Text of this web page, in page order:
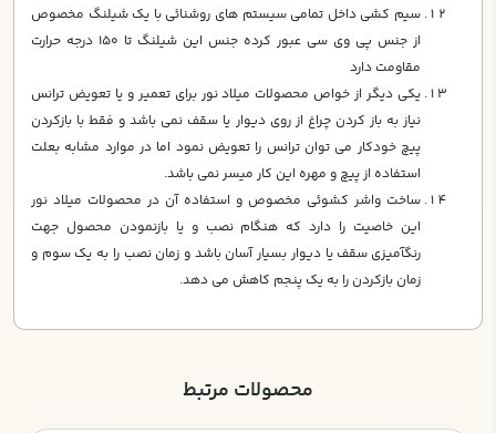
سيم كشي داخل تمامي سيستم هاي روشنائي با يك شيلنگ مخصوص
از جنس پي وي سي عبور كرده جنس اين شيلنگ تا 150 درجه حرارت
مقاومت دارد
يكي ديگر از خواص محصولات ميلاد نور براي تعمير و يا تعويض ترانس
نياز به باز كردن چراغ از روي ديوار يا سقف نمي باشد و فقط با بازكردن
پيچ خودكار مي توان ترانس را تعويض نمود اما در موارد مشابه بعلت
استفاده از پيچ و مهره اين كار ميسر نمي باشد.
ساخت واشر كشوئي مخصوص و استفاده آن در محصولات ميلاد نور
اين خاصيت را دارد كه هنگام نصب و يا بازنمودن محصول جهت
رنگآميزي سقف يا ديوار بسيار آسان باشد و زمان نصب را به يك سوم و
زمان بازكردن را به يك پنجم كاهش مي دهد.
محصولات مرتبط